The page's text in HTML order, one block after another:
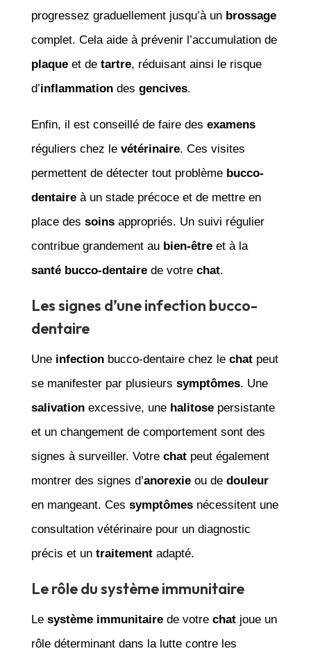
progressez graduellement jusqu’à un brossage
complet. Cela aide à prévenir l’accumulation de
plaqueet de tartre, réduisant ainsi le risque
d’inflammationdes gencives.
Enfin, il est conseillé de faire des examens
réguliers chez le vétérinaire. Ces visites
permettent de détecter tout problème bucco-
dentaireà un stade précoce et de mettre en
place des soinsappropriés. Un suivi régulier
contribue grandement au bien-êtreet à la
santé bucco-dentairede votre chat.
Les signes d’une infection bucco-
dentaire
Une infectionbucco-dentaire chez le chatpeut
se manifester par plusieurs symptômes. Une
salivationexcessive, une halitosepersistante
et un changement de comportement sont des
signes à surveiller. Votre chatpeut également
montrer des signes d’anorexieou de douleur
en mangeant. Ces symptômesnécessitent une
consultation vétérinaire pour un diagnostic
précis et un traitementadapté.
Le rôle du système immunitaire
Le système immunitairede votre chatjoue un
rôle déterminant dans la lutte contre les